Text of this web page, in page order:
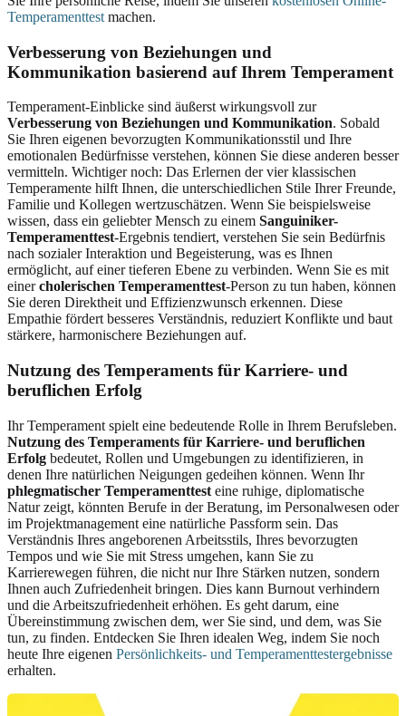
Temperamenttest machen.
Verbesserung von Beziehungen und
Kommunikation basierend auf Ihrem Temperament
Temperament-Einblicke sind äußerst wirkungsvoll zur
Verbesserung von Beziehungen und Kommunikation. Sobald
Sie Ihren eigenen bevorzugten Kommunikationsstil und Ihre
emotionalen Bedürfnisse verstehen, können Sie diese anderen besser
vermitteln. Wichtiger noch: Das Erlernen der vier klassischen
Temperamente hilft Ihnen, die unterschiedlichen Stile Ihrer Freunde,
Familie und Kollegen wertzuschätzen. Wenn Sie beispielsweise
wissen, dass ein geliebter Mensch zu einem Sanguiniker-
Temperamenttest-Ergebnis tendiert, verstehen Sie sein Bedürfnis
nach sozialer Interaktion und Begeisterung, was es Ihnen
ermöglicht, auf einer tieferen Ebene zu verbinden. Wenn Sie es mit
einercholerischen Temperamenttest-Person zu tun haben, können
Sie deren Direktheit und Effizienzwunsch erkennen. Diese
Empathie fördert besseres Verständnis, reduziert Konflikte und baut
stärkere, harmonischere Beziehungen auf.
Nutzung des Temperaments für Karriere- und
beruflichen Erfolg
Ihr Temperament spielt eine bedeutende Rolle in Ihrem Berufsleben.
Nutzung des Temperaments für Karriere- und beruflichen
Erfolg bedeutet, Rollen und Umgebungen zu identifizieren, in
denen Ihre natürlichen Neigungen gedeihen können. Wenn Ihr
phlegmatischer Temperamenttest eine ruhige, diplomatische
Natur zeigt, könnten Berufe in der Beratung, im Personalwesen oder
im Projektmanagement eine natürliche Passform sein. Das
Verständnis Ihres angeborenen Arbeitsstils, Ihres bevorzugten
Tempos und wie Sie mit Stress umgehen, kann Sie zu
Karrierewegen führen, die nicht nur Ihre Stärken nutzen, sondern
Ihnen auch Zufriedenheit bringen. Dies kann Burnout verhindern
und die Arbeitszufriedenheit erhöhen. Es geht darum, eine
Übereinstimmung zwischen dem, wer Sie sind, und dem, was Sie
tun, zu finden. Entdecken Sie Ihren idealen Weg, indem Sie noch
heute Ihre eigenen Persönlichkeits- und Temperamenttestergebnisse
erhalten.